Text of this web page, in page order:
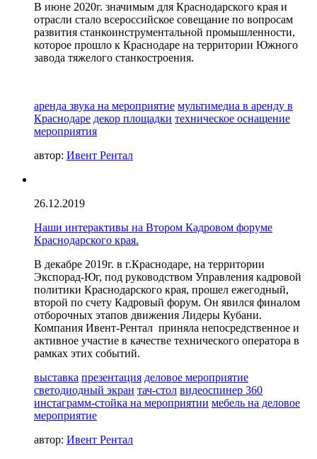
В июне 2020г. значимым для Краснодарского края и
отрасли стало всероссийское совещание по вопросам
развития станкоинструментальной промышленности,
которое прошло к Краснодаре на территории Южного
завода тяжелого станкостроения.
аренда звука на мероприятие мультимедиа в аренду в
Краснодаре декор площадки техническое оснащение
мероприятия
автор: Ивент Рентал
26.12.2019
Наши интерактивы на Втором Кадровом форуме
Краснодарского края.
В декабре 2019г. в г.Краснодаре, на территории
Экспорад-Юг, под руководством Управления кадровой
политики Краснодарского края, прошел ежегодный,
второй по счету Кадровый форум. Он явился финалом
отборочных этапов движения Лидеры Кубани.
Компания Ивент-Рентал приняла непосредственное и
активное участие в качестве технического оператора в
рамках этих событий.
выставка презентация деловое мероприятие
светодиодный экран тач-стол видеоспинер 360
инстаграмм-стойка на мероприятии мебель на деловое
мероприятие
автор: Ивент Рентал